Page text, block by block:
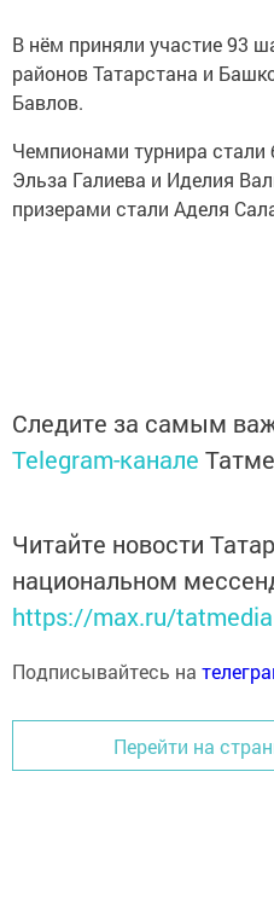
В нём приняли участие 93
районов Татарстана и
Бавлов.
Чемпионами турнира
Эльза Галиева и Иделия
призерами стали Аделя
Следите за самым
Telegram-канале
Читайте новости
национальном
https://max.ru/tatmedia
Подписывайтесь на
Перейти на